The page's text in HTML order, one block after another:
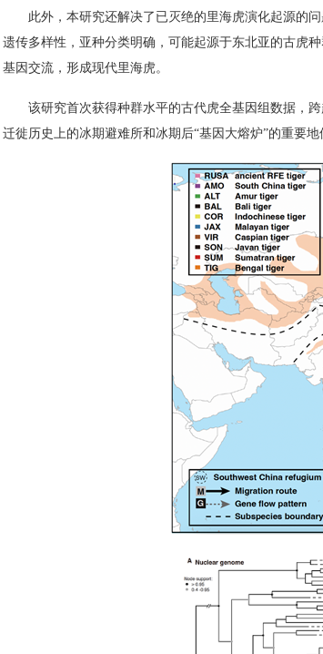
此外，本研究还解决了已灭绝的里海虎演化起源的
遗传多样性，亚种分类明确，可能起源于东北亚的古虎
基因交流，形成现代里海虎。
该研究首次获得种群水平的古代虎全基因组数据，
迁徙历史上的冰期避难所和冰期后“基因大熔炉”的重要